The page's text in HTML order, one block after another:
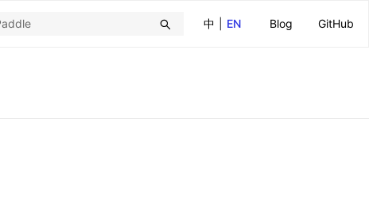
中
EN Blog GitHub